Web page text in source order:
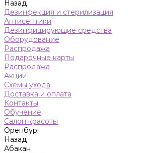
Назад
Дезинфекция и стерилизация
Антисептики
Дезинфицирующие средства
Оборудование
Распродажа
Подарочные карты
Распродажа
Акции
Схемы ухода
Доставка и оплата
Контакты
Обучение
Салон красоты
Оренбург
Назад
Абакан